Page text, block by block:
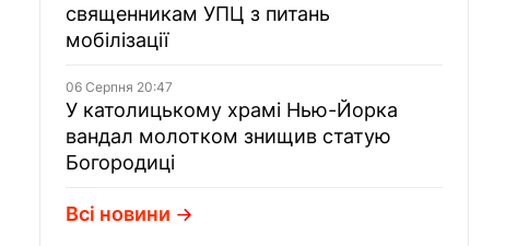
священникам УПЦ з питань
мобілізації
06 Серпня 20:47
У католицькому храмі Нью-Йорка
вандал молотком знищив статую
Богородиці
Всі новини